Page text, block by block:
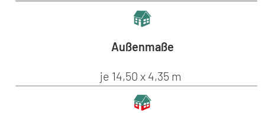
Außenmaße
je 14,50 x 4,35 m